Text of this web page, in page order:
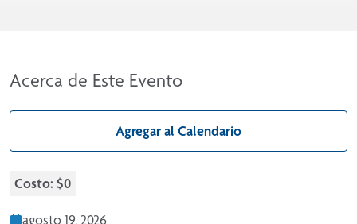
Acerca de Este Evento
Agregar al Calendario
Costo: $0
agosto 19, 2026